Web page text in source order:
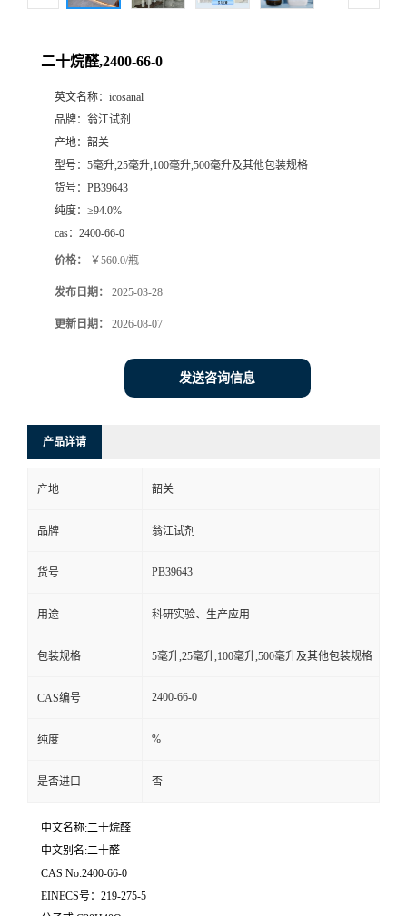
二十烷醛,2400-66-0
英文名称： icosanal
品牌： 翁江试剂
产地： 韶关
型号： 5毫升,25毫升,100毫升,500毫升及其他包装规格
货号： PB39643
纯度： ≥94.0%
cas： 2400-66-0
价格： ￥560.0/瓶
发布日期： 2025-03-28
更新日期： 2026-08-07
发送咨询信息
产品详请
产地 韶关
品牌 翁江试剂
货号 PB39643
用途 科研实验、生产应用
包装规格 5毫升,25毫升,100毫升,500毫升及其他包装规格
CAS编号 2400-66-0
纯度 %
是否进口 否
中文名称:二十烷醛
中文别名:二十醛
CAS No:2400-66-0
EINECS号：219-275-5